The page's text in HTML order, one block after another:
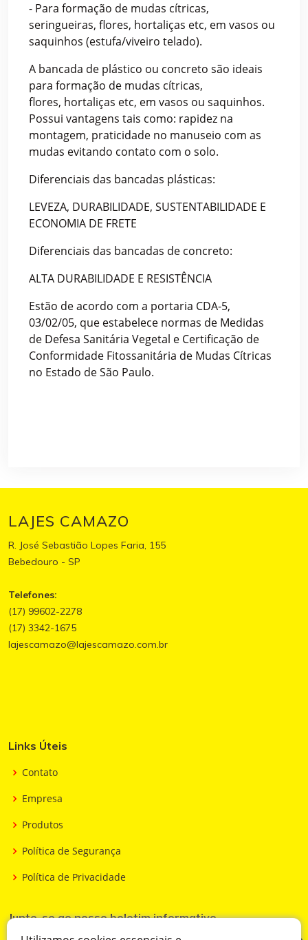
- Para formação de mudas cítricas,
seringueiras, flores, hortaliças etc, em vasos ou
saquinhos (estufa/viveiro telado).
A bancada de plástico ou concreto são ideais
para formação de mudas cítricas,
flores, hortaliças etc, em vasos ou saquinhos.
Possui vantagens tais como: rapidez na
montagem, praticidade no manuseio com as
mudas evitando contato com o solo.
Diferenciais das bancadas plásticas:
LEVEZA, DURABILIDADE, SUSTENTABILIDADE E
ECONOMIA DE FRETE
Diferenciais das bancadas de concreto:
ALTA DURABILIDADE E RESISTÊNCIA
Estão de acordo com a portaria CDA-5,
03/02/05, que estabelece normas de Medidas
de Defesa Sanitária Vegetal e Certificação de
Conformidade Fitossanitária de Mudas Cítricas
no Estado de São Paulo.
LAJES CAMAZO
R. José Sebastião Lopes Faria, 155
Bebedouro - SP
Telefones:
(17) 99602-2278
(17) 3342-1675
lajescamazo@lajescamazo.com.br
Links Úteis
Contato
Empresa
Produtos
Política de Segurança
Política de Privacidade
Junte-se ao nosso boletim informativo